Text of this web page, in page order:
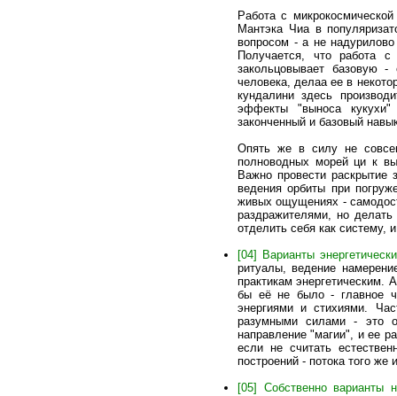
Работа с
Мантэка Чиа в
вопросом - а не
Получается, что работа
закольцовывает базовую
человека, делаа ее в
кундалини здесь
эффекты "выноса кукухи"
законченный и базовый
Опять же в силу не
полноводных морей ци к
Важно провести раскрытие
ведения орбиты при
живых ощущениях -
раздражителями, но
отделить себя как систему,
[04] Варианты
ритуалы, ведение
практикам энергетическим.
бы её не было - главное
энергиями и стихиями.
разумными силами - это
направление "магии", и ее
если не считать
построений - потока того
[05] Собственно варианты